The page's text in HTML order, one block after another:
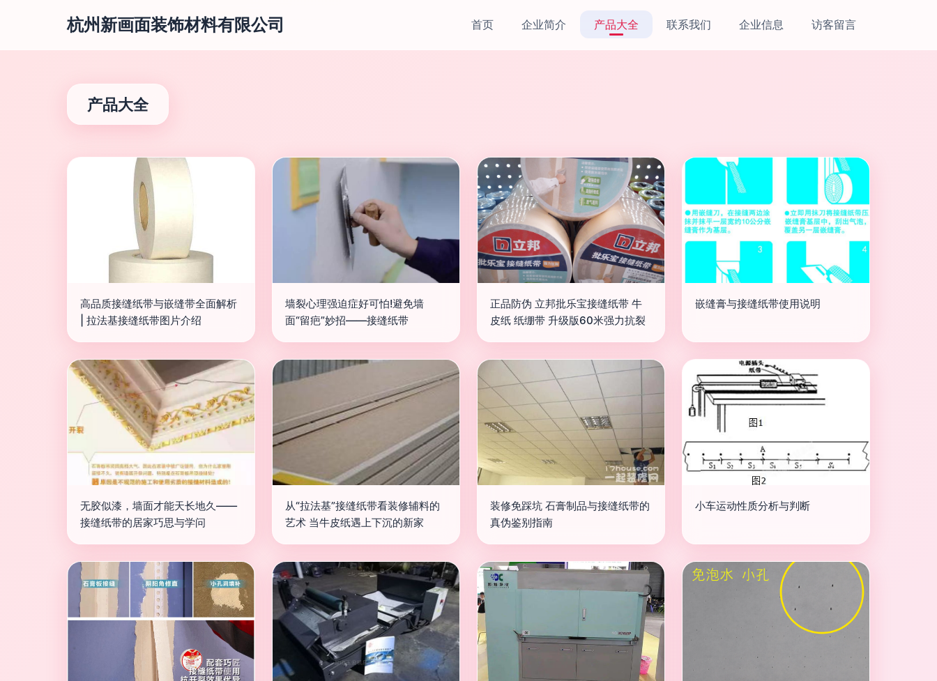
杭州新画面装饰材料有限公司 首页 企业简介 产品大全 联系我们 企业信息 访客留言
产品大全
高品质接缝纸带与嵌缝带全面解析
| 拉法基接缝纸带图片介绍
墙裂心理强迫症好可怕!避免墙
面“留疤”妙招——接缝纸带
正品防伪 立邦批乐宝接缝纸带 牛
皮纸 纸绷带 升级版60米强力抗裂
嵌缝膏与接缝纸带使用说明
无胶似漆，墙面才能天长地久——
接缝纸带的居家巧思与学问
从“拉法基”接缝纸带看装修辅料的
艺术 当牛皮纸遇上下沉的新家
装修免踩坑 石膏制品与接缝纸带的
真伪鉴别指南
小车运动性质分析与判断